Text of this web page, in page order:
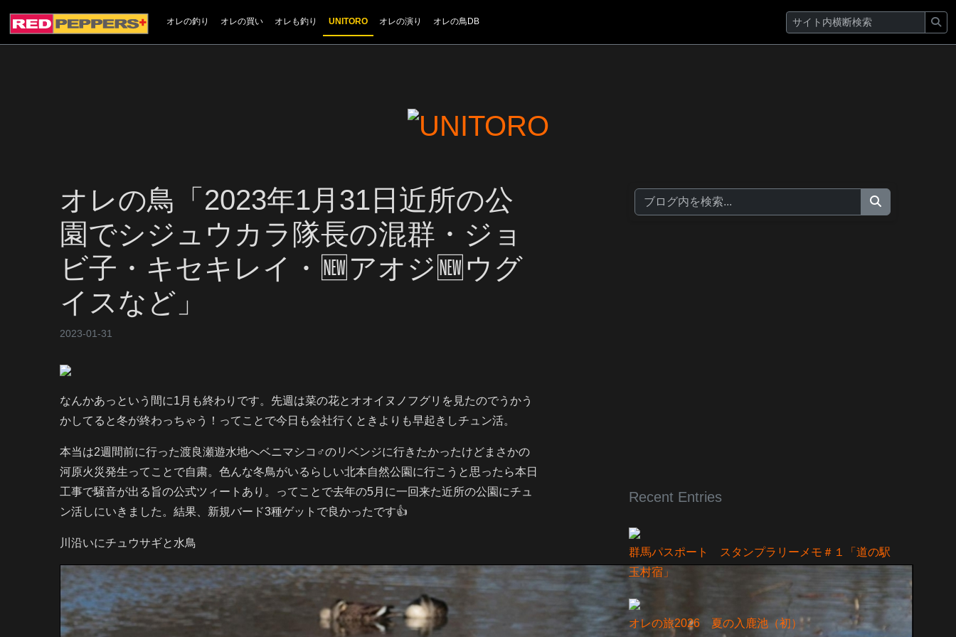
オレの釣り オレの買い オレも釣り UNITORO オレの演り オレの鳥DB
オレの鳥「2023年1月31日近所の公
園でシジュウカラ隊長の混群・ジョ
ビ子・キセキレイ・🆕アオジ🆕ウグ
イスなど」
2023-01-31
なんかあっという間に1月も終わりです。先週は菜の花とオオイヌノフグリを見たのでうかう
かしてると冬が終わっちゃう！ってことで今日も会社行くときよりも早起きしチュン活。
本当は2週間前に行った渡良瀬遊水地へベニマシコ♂のリベンジに行きたかったけどまさかの
河原火災発生ってことで自粛。色んな冬鳥がいるらしい北本自然公園に行こうと思ったら本日
工事で騒音が出る旨の公式ツィートあり。ってことで去年の5月に一回来た近所の公園にチュ
ン活しにいきました。結果、新規バード3種ゲットで良かったです👍
川沿いにチュウサギと水鳥
Recent Entries
群馬パスポート スタンプラリーメモ＃１「道の駅
玉村宿」
オレの旅2026 夏の入鹿池（初）